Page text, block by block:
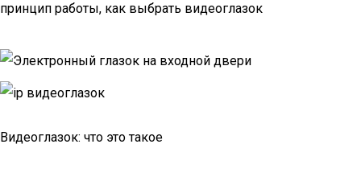
принцип работы, как выбрать видеоглазок
Видеоглазок: что это такое